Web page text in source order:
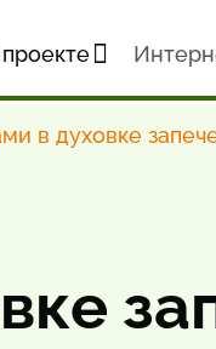
в духовке